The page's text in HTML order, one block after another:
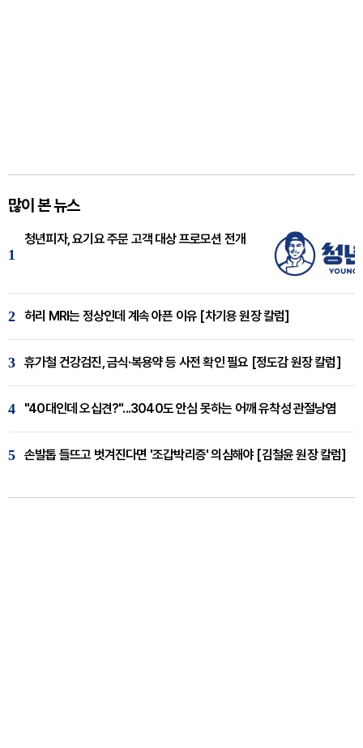
많이 본 뉴스
1
청년피자, 요기요 주문 고객 대상 프로모션 전개
2 허리 MRI는 정상인데 계속 아픈 이유 [차기용 원장 칼럼]
3 휴가철 건강검진, 금식·복용약 등 사전 확인 필요 [정도감 원장 칼럼]
4 "40대인데 오십견?"...3040도 안심 못하는 어깨 유착성 관절낭염
5 손발톱 들뜨고 벗겨진다면 '조갑박리증' 의심해야 [김철윤 원장 칼럼]